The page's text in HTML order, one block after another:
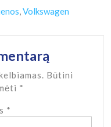
,Volkswagen
Būtini
*
*